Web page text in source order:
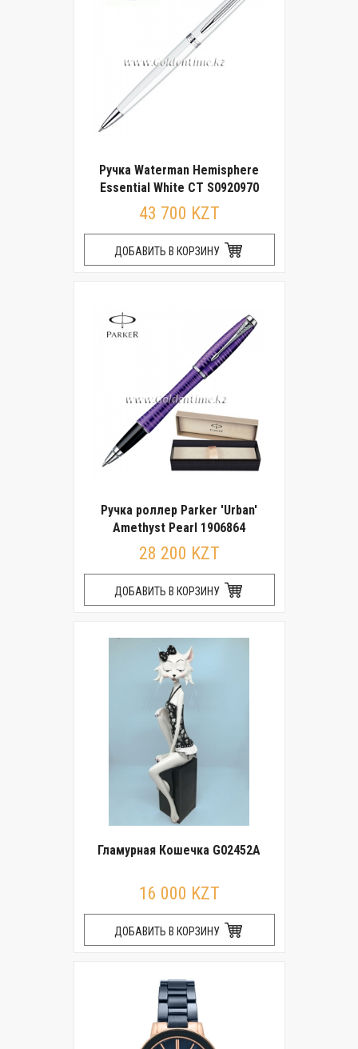
Ручка Waterman Hemisphere
Essential White CT S0920970
43 700 KZT
ДОБАВИТЬ В КОРЗИНУ
Ручка роллер Parker 'Urban'
Amethyst Pearl 1906864
28 200 KZT
ДОБАВИТЬ В КОРЗИНУ
Гламурная Кошечка G02452A
16 000 KZT
ДОБАВИТЬ В КОРЗИНУ